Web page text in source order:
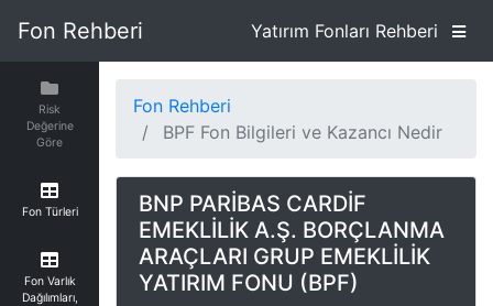
Fon Rehberi Yatırım Fonları Rehberi
Risk
Değerine
Göre
Fon Türleri
Fon Varlık
Dağılımları,
Fon Rehberi
BPF Fon Bilgileri ve Kazancı Nedir
BNP PARİBAS CARDİF
EMEKLİLİK A.Ş. BORÇLANMA
ARAÇLARI GRUP EMEKLİLİK
YATIRIM FONU (BPF)